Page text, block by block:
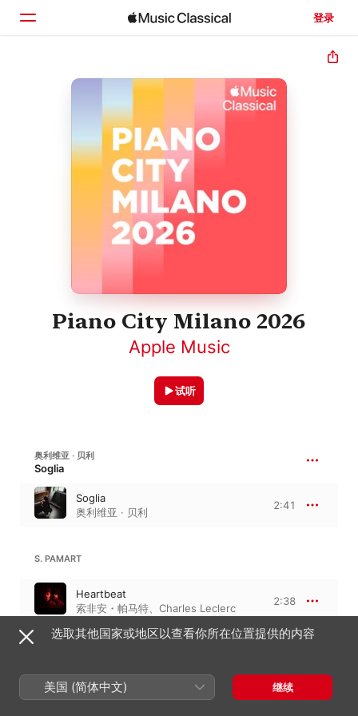
登录
主页
搜索
Piano City Milano 2026
Apple Music
试听
奥利维亚 · 贝利
Soglia
Soglia
奥利维亚 · 贝利
2:41
S. PAMART
Heartbeat
索非安・帕马特、 Charles Leclerc
2:38
Traces II
Jan Bang、Arve Henriksen、
4:32
选取其他国家或地区以查看你所在位置提供的内容
美国 (简体中文) 继续